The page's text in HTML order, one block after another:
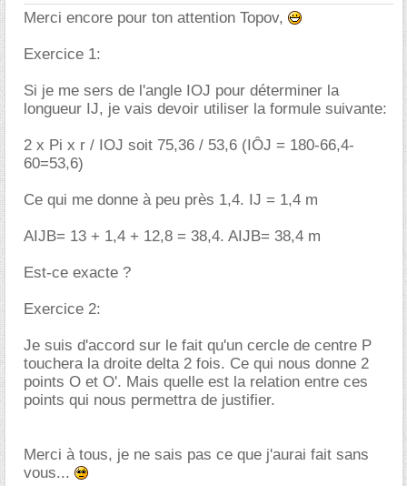
Merci encore pour ton attention Topov,
Exercice 1:
Si je me sers de l'angle IOJ pour déterminer la
longueur IJ, je vais devoir utiliser la formule suivante:
2 x Pi x r / IOJ soit 75,36 / 53,6 (IÔJ = 180-66,4-
60=53,6)
Ce qui me donne à peu près 1,4. IJ = 1,4 m
AIJB= 13 + 1,4 + 12,8 = 38,4. AIJB= 38,4 m
Est-ce exacte ?
Exercice 2:
Je suis d'accord sur le fait qu'un cercle de centre P
touchera la droite delta 2 fois. Ce qui nous donne 2
points O et O'. Mais quelle est la relation entre ces
points qui nous permettra de justifier.
Merci à tous, je ne sais pas ce que j'aurai fait sans
vous...